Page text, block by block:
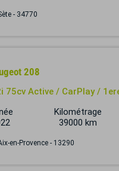
- 34770
208
75cv Active / CarPlay /
Kilométrage
39000 km
en-Provence - 13290